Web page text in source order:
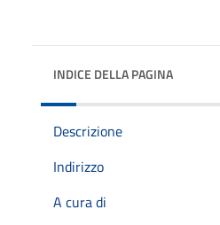
INDICE DELLA PAGINA
Descrizione
Indirizzo
A cura di